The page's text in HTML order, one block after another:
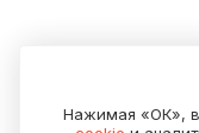
Нажимая «ОК»,